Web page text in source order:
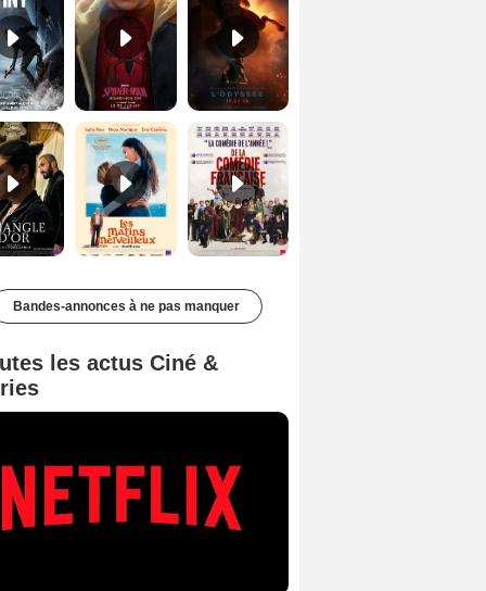
Le Triangle d'or Bande-annonce VF De la Comédie-Française Teaser VF
Bandes-annonces à ne pas manquer
les actus Ciné &